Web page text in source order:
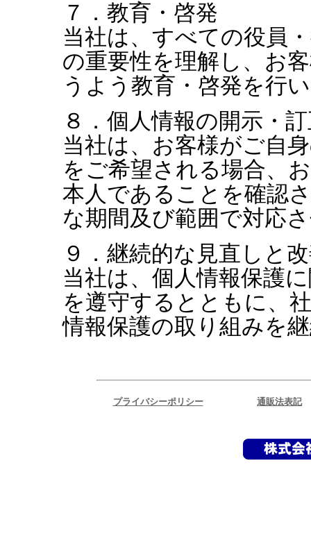
７．教育・啓発
当社は、すべての役員
の重要性を理解し、お
うよう教育・啓発を行
８．個人情報の開示・
当社は、お客様がご自
をご希望される場合、
本人であることを確認
な期間及び範囲で対応
９．継続的な見直しと
当社は、個人情報保護
を遵守するとともに、
情報保護の取り組みを
プライバシーポリシー 通販法表記